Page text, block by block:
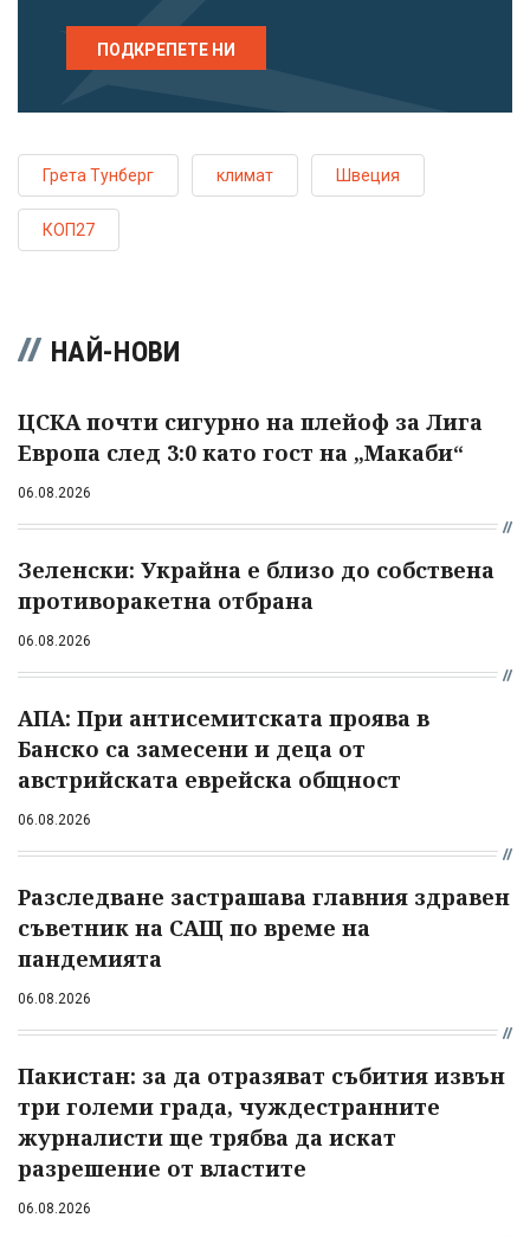
ПОДКРЕПЕТЕ НИ
Грета Тунберг климат Швеция
КОП27
НАЙ-НОВИ
ЦСКА почти сигурно на плейоф за Лига
Европа след 3:0 като гост на „Макаби“
06.08.2026
Зеленски: Украйна е близо до собствена
противоракетна отбрана
06.08.2026
АПА: При антисемитската проява в
Банско са замесени и деца от
австрийската еврейска общност
06.08.2026
Разследване застрашава главния здравен
съветник на САЩ по време на
пандемията
06.08.2026
Пакистан: за да отразяват събития извън
три големи града, чуждестранните
журналисти ще трябва да искат
разрешение от властите
06.08.2026